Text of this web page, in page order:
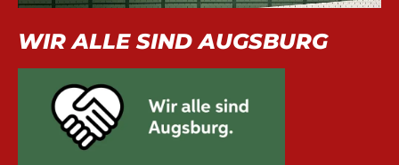
WIR ALLE SIND AUGSBURG